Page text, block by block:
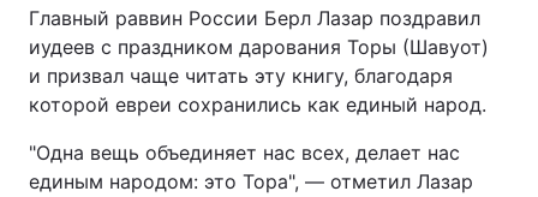
Головна Війна
Главный раввин России Берл Лазар поздравил
иудеев с праздником дарования Торы (Шавуот)
и призвал чаще читать эту книгу, благодаря
которой евреи сохранились как единый народ.
"Одна вещь объединяет нас всех, делает нас
единым народом: это Тора", — отметил Лазар